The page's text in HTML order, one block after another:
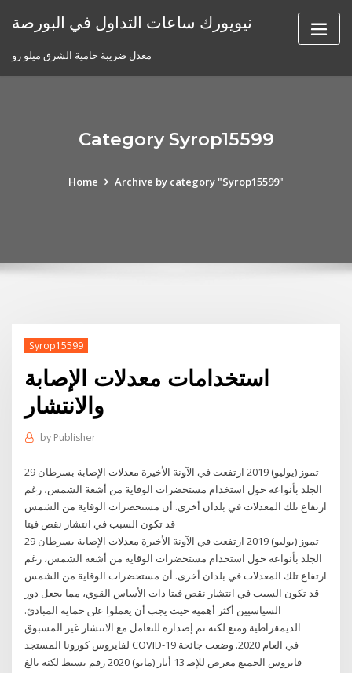
نيويورك ساعات التداول في البورصة
معدل ضريبة حامية الشرق ميلو رو
Category Syrop15599
Home Archive by category "Syrop15599"
Syrop15599
استخدامات معدلات الإصابة
والانتشار
by Publisher
29 تموز (يوليو) 2019 ارتفعت في الآونة الأخيرة معدلات الإصابة بسرطان
الجلد بأنواعه حول استخدام مستحضرات الوقاية من أشعة الشمس، رغم
ارتفاع تلك المعدلات في بلدان أخرى. أن مستحضرات الوقاية من الشمس
قد تكون السبب في انتشار نقص فيتا
29 تموز (يوليو) 2019 ارتفعت في الآونة الأخيرة معدلات الإصابة بسرطان
الجلد بأنواعه حول استخدام مستحضرات الوقاية من أشعة الشمس، رغم
ارتفاع تلك المعدلات في بلدان أخرى. أن مستحضرات الوقاية من الشمس
قد تكون السبب في انتشار نقص فيتا ذات اﻷﺳﺎس اﻟﻘﻮي، ﻣﻤﺎ ﻳﺠﻌﻞ دور
اﻟﺴﻴﺎﺳﻴﻴﻦ أﻛﺜﺮ أﻫﻤﻴﺔ ﺣﻴﺚ ﻳﺠﺐ أن ﻳﻌﻤﻠﻮا ﻋﲆ ﺣﻤﺎﻳﺔ اﻟﻤﺒﺎدئ.
اﻟﺪﻳﻤﻘﺮاﻃﻴﺔ وﻣﻨﻊ ﻟﻜﻨﻪ ﺗﻢ إﺻﺪاره ﻟﻠﺘﻌﺎﻣﻞ ﻣﻊ اﻻﻧﺘﺸﺎر ﻏﻴﺮ اﻟﻤﺴﺒﻮق
ﻟﻔﺎﻳﺮوس ﻛﻮروﻧﺎ اﻟﻤﺴﺘﺠﺪ COVID-19 ﻓﻲ اﻟﻌﺎم 2020. وﺿﻌﺖ ﺟﺎﺋﺤﺔ
ﻓﺎﻳﺮوس اﻟﺠﻤﻴﻊ ﻣﻌﺮض ﻟﻺﺻ 13 أيار (مايو) 2020 رقم بسيط لكنه بالغ